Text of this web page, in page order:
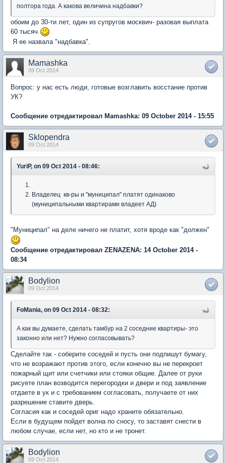
полтора года. А какова величина надбавки?
обоим до 30-ти лет, один из супругов москвич- разовая выплата
60 тысяч
Я ее назвала "надбавка".
Mamashka
09 Oct 2014
Вопрос: у нас есть люди, готовые возглавить восстание против
УК?
Сообщение отредактировал Mamashka: 09 October 2014 - 15:55
Sklopendra
09 Oct 2014
YuriP, on 09 Oct 2014 - 08:46:
Владелец кв-ры и "муниципал" платят одинаково
(муниципальными квартирами владеет АД)
"Муниципал" на деле ничего не платит, хотя вроде как "должен"
Сообщение отредактировал ZENAZENA: 14 October 2014 -
08:34
Bodylion
09 Oct 2014
FoMania, on 09 Oct 2014 - 08:32:
А как вы думаете, сделать тамбур на 2 соседние квартиры- это
законно или нет? Нужно согласовывать?
Сделайте так - соберите соседей и пусть они подпишут бумагу,
что не возражают против этого, если конечно вы не перекроет
пожарный щит или счетчики или стояки общие. Далее от руки
рисуете план возводится перегородки и двери и под заявление
отдаете в ук и с требованием согласовать, получаете от них
разрешение ставите дверь.
Согласия как и соседей ориг надо храните обязательно.
Если в будущем пойдет волна по сносу, то заставят снести в
любом случае, если нет, но кто и не тронет.
Bodylion
09 Oct 2014